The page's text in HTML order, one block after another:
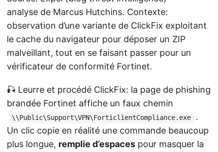
analyse de Marcus Hutchins. Contexte:
observation d’une variante de ClickFix exploitant
le cache du navigateur pour déposer un ZIP
malveillant, tout en se faisant passer pour un
vérificateur de conformité Fortinet.
🎣 Leurre et procédé ClickFix: la page de phishing
brandée Fortinet affiche un faux chemin
\\Public\Support\VPN\ForticlientCompliance.exe
.
Un clic copie en réalité une commande beaucoup
plus longue, remplie d’espaces pour masquer la